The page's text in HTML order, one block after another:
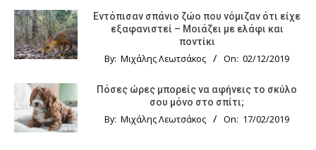
Εντόπισαν σπάνιο ζώο που νόμιζαν ότι είχε
εξαφανιστεί – Μοιάζει με ελάφι και
ποντίκι
By: Μιχάλης Λεωτσάκος On: 02/12/2019
Πόσες ώρες μπορείς να αφήνεις το σκύλο
σου μόνο στο σπίτι;
By: Μιχάλης Λεωτσάκος On: 17/02/2019